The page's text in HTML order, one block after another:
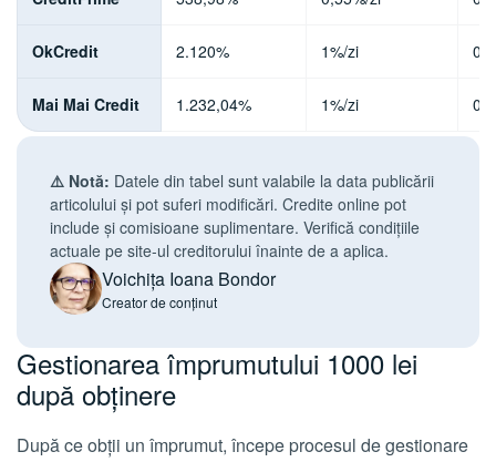
OkCredit 2.120% 1%/zi
Mai Mai Credit 1.232,04% 1%/zi
⚠️ Notă: Datele din tabel sunt valabile la data publicării
articolului și pot suferi modificări. Credite online pot
include și comisioane suplimentare. Verifică condițiile
actuale pe site-ul creditorului înainte de a aplica.
Voichița Ioana Bondor
Creator de conținut
Gestionarea împrumutului 1000 lei
după obținere
După ce obții un împrumut, începe procesul de gestionare